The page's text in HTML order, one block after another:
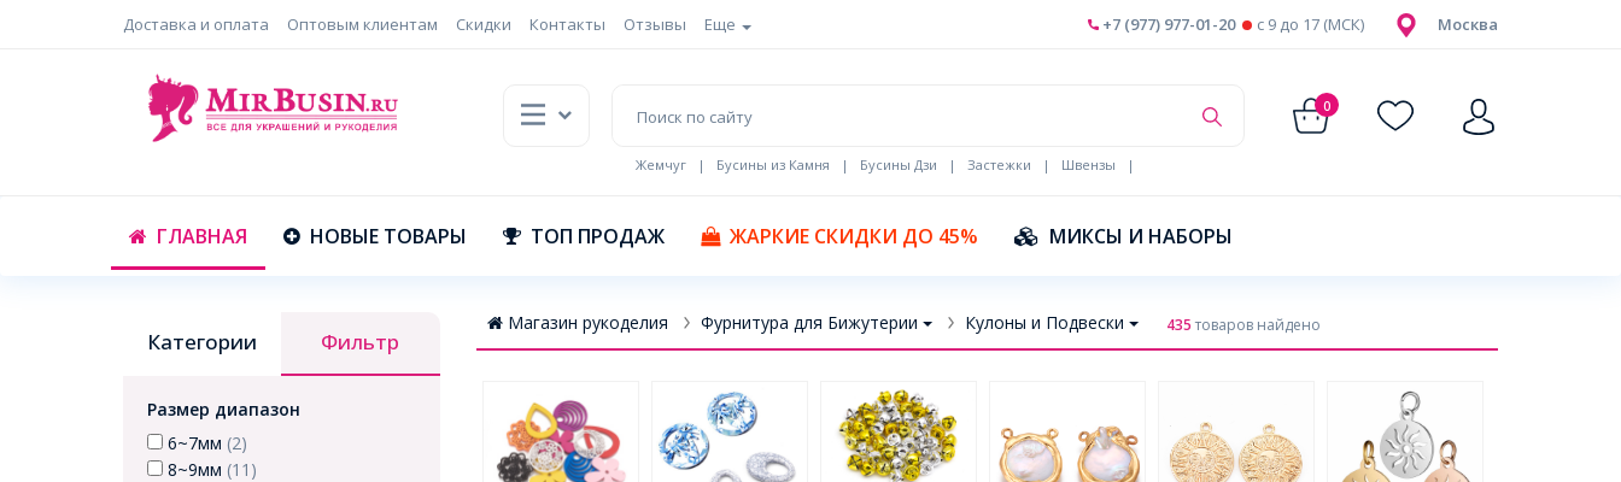
Доставка и оплата Оптовым клиентам Скидки Контакты Отзывы Еще Москва
+7 (977) 977-01-20 c 9 до 17 (МСК)
0
Жемчуг | Бусины из Камня | Бусины Дзи | Застежки | Швензы
|
ГЛАВНАЯ НОВЫЕ ТОВАРЫ ТОП ПРОДАЖ ЖАРКИЕ СКИДКИ ДО 45% МИКСЫ И НАБОРЫ
Категории Фильтр
Размер диапазон
6~7мм (2)
8~9мм (11)
Магазин рукоделия Фурнитура для Бижутерии Кулоны и Подвески 435товаров найдено